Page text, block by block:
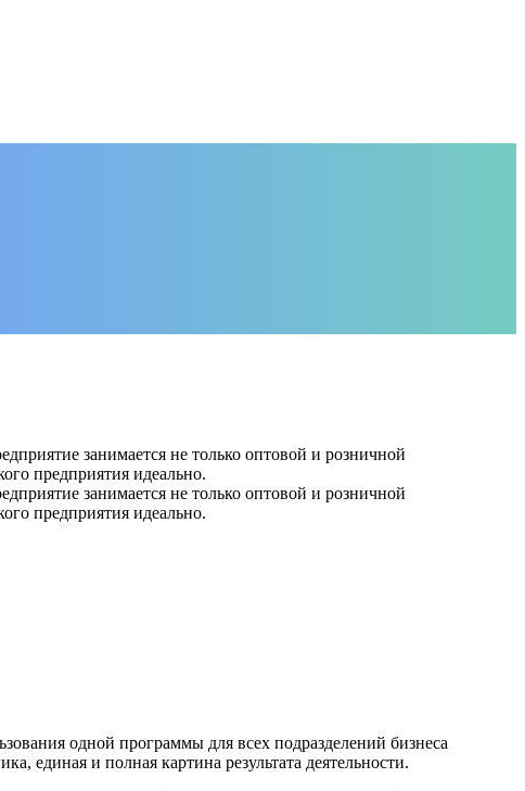
занимается не только оптовой и розничной
предприятия идеально.
занимается не только оптовой и розничной
предприятия идеально.
одной программы для всех подразделений бизнеса
единая и полная картина результата деятельности.